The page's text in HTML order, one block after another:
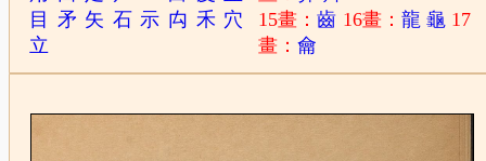
目
矛 矢 石 示 禸 禾 穴
立
15畫：齒 16畫： 龍 龜 17
畫：龠